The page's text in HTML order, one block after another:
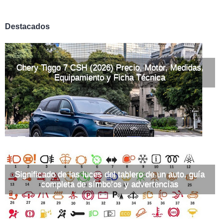
Destacados
Chery Tiggo 7 CSH (2026) Precio, Motor, Medidas,
Equipamiento y Ficha Técnica
Significado de las luces del tablero de un auto, guía
completa de símbolos y advertencias